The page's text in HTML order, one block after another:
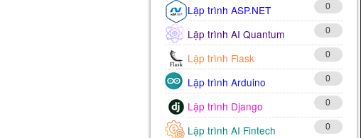
Lập trình ASP.NET 0
Lập trình AI Quantum 0
Lập trình Flask 0
Lập trình Arduino 0
Lập trình Django 0
Lập trình AI Fintech 0